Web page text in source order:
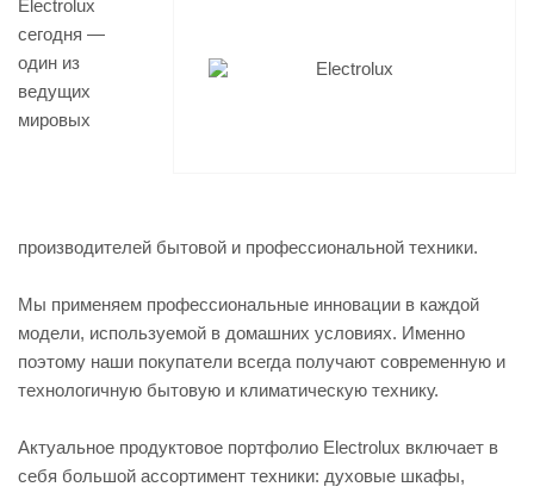
Electrolux
сегодня —
один из
ведущих
мировых
производителей бытовой и профессиональной техники.
Мы применяем профессиональные инновации в каждой
модели, используемой в домашних условиях. Именно
поэтому наши покупатели всегда получают современную и
технологичную бытовую и климатическую технику.
Актуальное продуктовое портфолио Electrolux включает в
себя большой ассортимент техники: духовые шкафы,